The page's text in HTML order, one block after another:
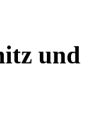
und